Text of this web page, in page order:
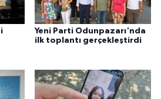
Yeni Parti Odunpazarı'nda
ilk toplantı gerçekleştirdi